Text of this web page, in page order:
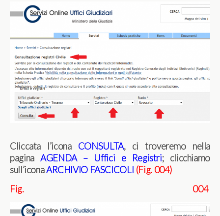
Cliccata l’icona CONSULTA, ci troveremo nella
paginaAGENDA – Uffici e Registri; clicchiamo
sull’iconaARCHIVIO FASCICOLI (Fig. 004)
Fig. 004